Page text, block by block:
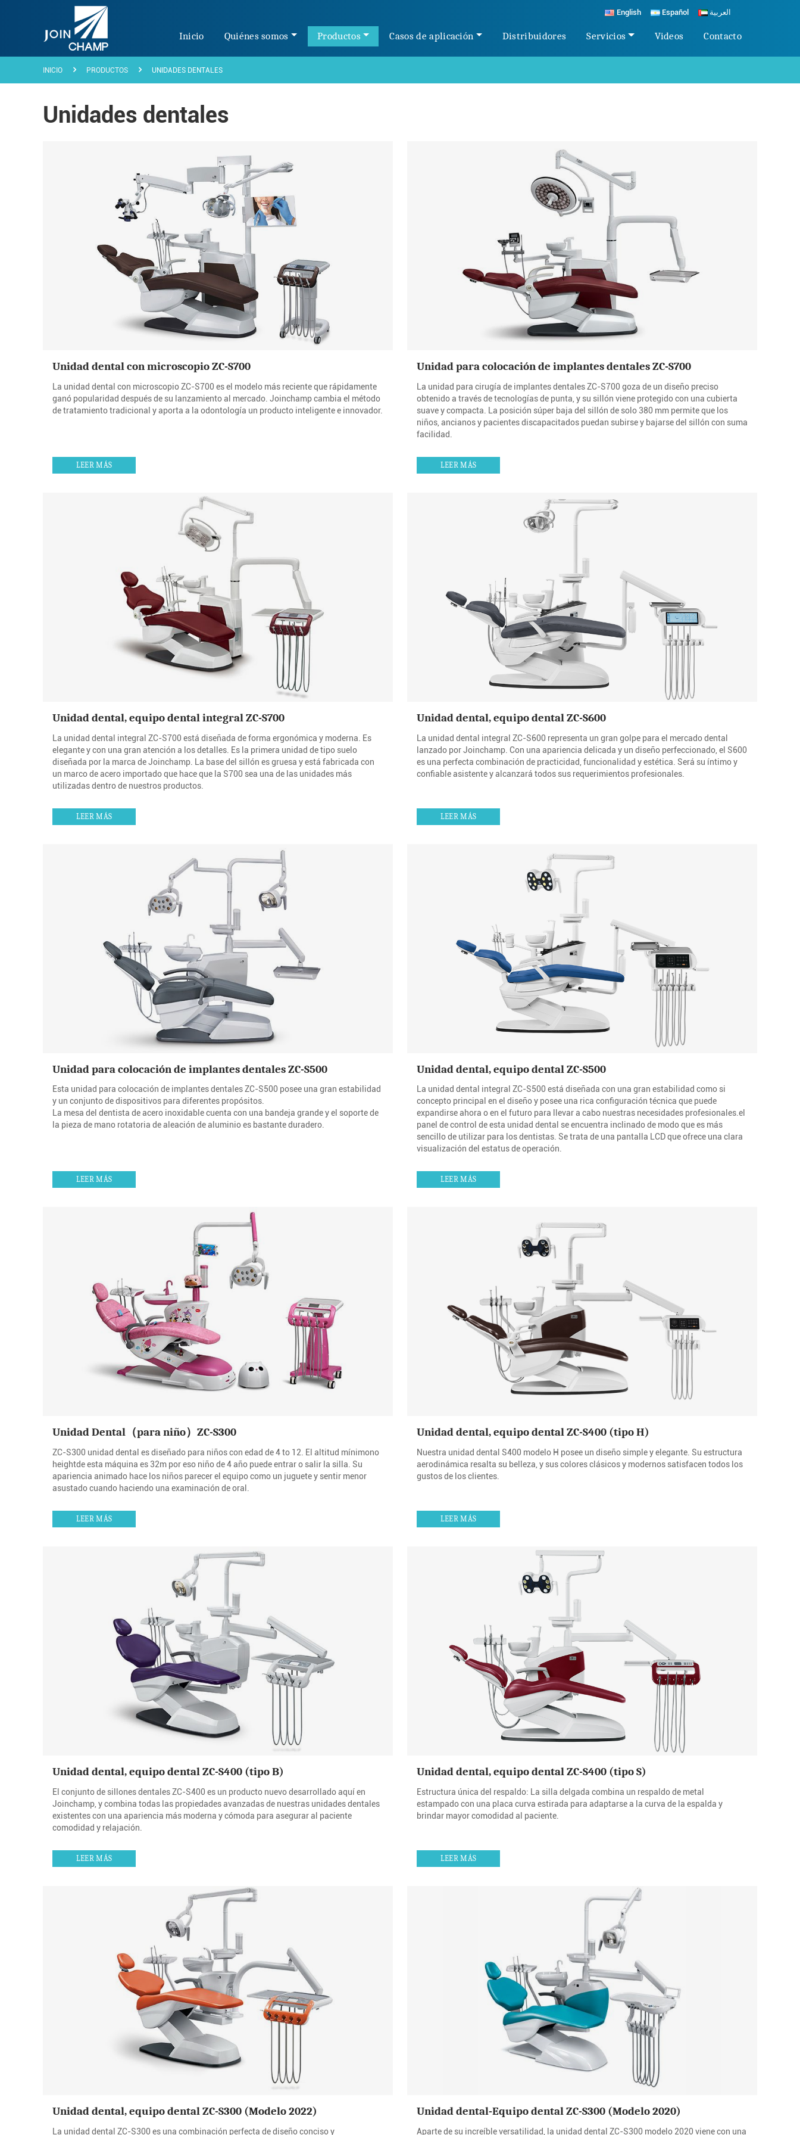
English Español العربية
Inicio Quiénes somos Productos Casos de aplicación Distribuidores Servicios Videos Contacto
INICIO PRODUCTOS UNIDADES DENTALES
Unidades dentales
Unidad dental con microscopio ZC-S700
La unidad dental con microscopio ZC-S700 es el modelo más reciente que rápidamente
ganó popularidad después de su lanzamiento al mercado. Joinchamp cambia el método
de tratamiento tradicional y aporta a la odontología un producto inteligente e innovador.
LEER MÁS
Unidad para colocación de implantes dentales ZC-S700
La unidad para cirugía de implantes dentales ZC-S700 goza de un diseño preciso
obtenido a través de tecnologías de punta, y su sillón viene protegido con una cubierta
suave y compacta. La posición súper baja del sillón de solo 380 mm permite que los
niños, ancianos y pacientes discapacitados puedan subirse y bajarse del sillón con suma
facilidad.
LEER MÁS
Unidad dental, equipo dental integral ZC-S700
La unidad dental integral ZC-S700 está diseñada de forma ergonómica y moderna. Es
elegante y con una gran atención a los detalles. Es la primera unidad de tipo suelo
diseñada por la marca de Joinchamp. La base del sillón es gruesa y está fabricada con
un marco de acero importado que hace que la S700 sea una de las unidades más
utilizadas dentro de nuestros productos.
LEER MÁS
Unidad dental, equipo dental ZC-S600
La unidad dental integral ZC-S600 representa un gran golpe para el mercado dental
lanzado por Joinchamp. Con una apariencia delicada y un diseño perfeccionado, el S600
es una perfecta combinación de practicidad, funcionalidad y estética. Será su íntimo y
confiable asistente y alcanzará todos sus requerimientos profesionales.
LEER MÁS
Unidad para colocación de implantes dentales ZC-S500
Esta unidad para colocación de implantes dentales ZC-S500 posee una gran estabilidad
y un conjunto de dispositivos para diferentes propósitos.
La mesa del dentista de acero inoxidable cuenta con una bandeja grande y el soporte de
la pieza de mano rotatoria de aleación de aluminio es bastante duradero.
LEER MÁS
Unidad dental, equipo dental ZC-S500
La unidad dental integral ZC-S500 está diseñada con una gran estabilidad como si
concepto principal en el diseño y posee una rica configuración técnica que puede
expandirse ahora o en el futuro para llevar a cabo nuestras necesidades profesionales.el
panel de control de esta unidad dental se encuentra inclinado de modo que es más
sencillo de utilizar para los dentistas. Se trata de una pantalla LCD que ofrece una clara
visualización del estatus de operación.
LEER MÁS
Unidad Dental（para niño）ZC-S300
ZC-S300 unidad dental es diseñado para niños con edad de 4 to 12. El altitud mínimono
heightde esta máquina es 32m por eso niño de 4 año puede entrar o salir la silla. Su
apariencia animado hace los niños parecer el equipo como un juguete y sentir menor
asustado cuando haciendo una examinación de oral.
LEER MÁS
Unidad dental, equipo dental ZC-S400 (tipo H)
Nuestra unidad dental S400 modelo H posee un diseño simple y elegante. Su estructura
aerodinámica resalta su belleza, y sus colores clásicos y modernos satisfacen todos los
gustos de los clientes.
LEER MÁS
Unidad dental, equipo dental ZC-S400 (tipo B)
El conjunto de sillones dentales ZC-S400 es un producto nuevo desarrollado aquí en
Joinchamp, y combina todas las propiedades avanzadas de nuestras unidades dentales
existentes con una apariencia más moderna y cómoda para asegurar al paciente
comodidad y relajación.
LEER MÁS
Unidad dental, equipo dental ZC-S400 (tipo S)
Estructura única del respaldo: La silla delgada combina un respaldo de metal
estampado con una placa curva estirada para adaptarse a la curva de la espalda y
brindar mayor comodidad al paciente.
LEER MÁS
Unidad dental, equipo dental ZC-S300 (Modelo 2022)
La unidad dental ZC-S300 es una combinación perfecta de diseño conciso y
Unidad dental-Equipo dental ZC-S300 (Modelo 2020)
Aparte de su increíble versatilidad, la unidad dental ZC-S300 modelo 2020 viene con una